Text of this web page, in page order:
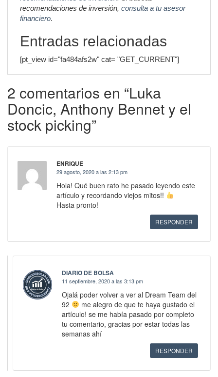
recomendaciones de inversión, consulta a tu asesor
financiero.
Entradas relacionadas
[pt_view id="fa484afs2w" cat= "GET_CURRENT"]
2 comentarios en “Luka
Doncic, Anthony Bennet y el
stock picking”
ENRIQUE
29 agosto, 2020 a las 2:13 pm
Hola! Qué buen rato he pasado leyendo este
artículo y recordando viejos mitos!!
Hasta pronto!
RESPONDER
DIARIO DE BOLSA
11 septiembre, 2020 a las 3:13 pm
Ojalá poder volver a ver al Dream Team del
92
me alegro de que te haya gustado el
artículo! se me había pasado por completo
tu comentario, gracias por estar todas las
semanas ahí
RESPONDER